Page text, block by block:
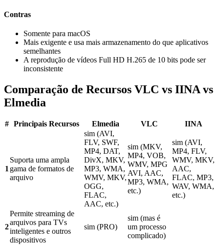
Contras
Somente para macOS
Mais exigente e usa mais armazenamento do que aplicativos
semelhantes
A reprodução de vídeos Full HD H.265 de 10 bits pode ser
inconsistente
Comparação de Recursos VLC vs IINA vs
Elmedia
# Principais Recursos Elmedia VLC IINA
1
Suporta uma ampla
gama de formatos de
arquivo
sim (AVI,
FLV, SWF,
MP4, DAT,
DivX, MKV,
MP3, WMA,
WMV, MKV,
OGG,
FLAC,
AAC, etc.)
sim (MKV,
MP4, VOB,
WMV, MPG
AVI, AAC,
MP3, WMA,
etc.)
sim (AVI,
MP4, FLV,
WMV, MKV,
AAC,
FLAC, MP3,
WAV, WMA,
etc.)
2
Permite streaming de
arquivos para TVs
inteligentes e outros
dispositivos
sim (PRO)
sim (mas é
um processo
complicado)